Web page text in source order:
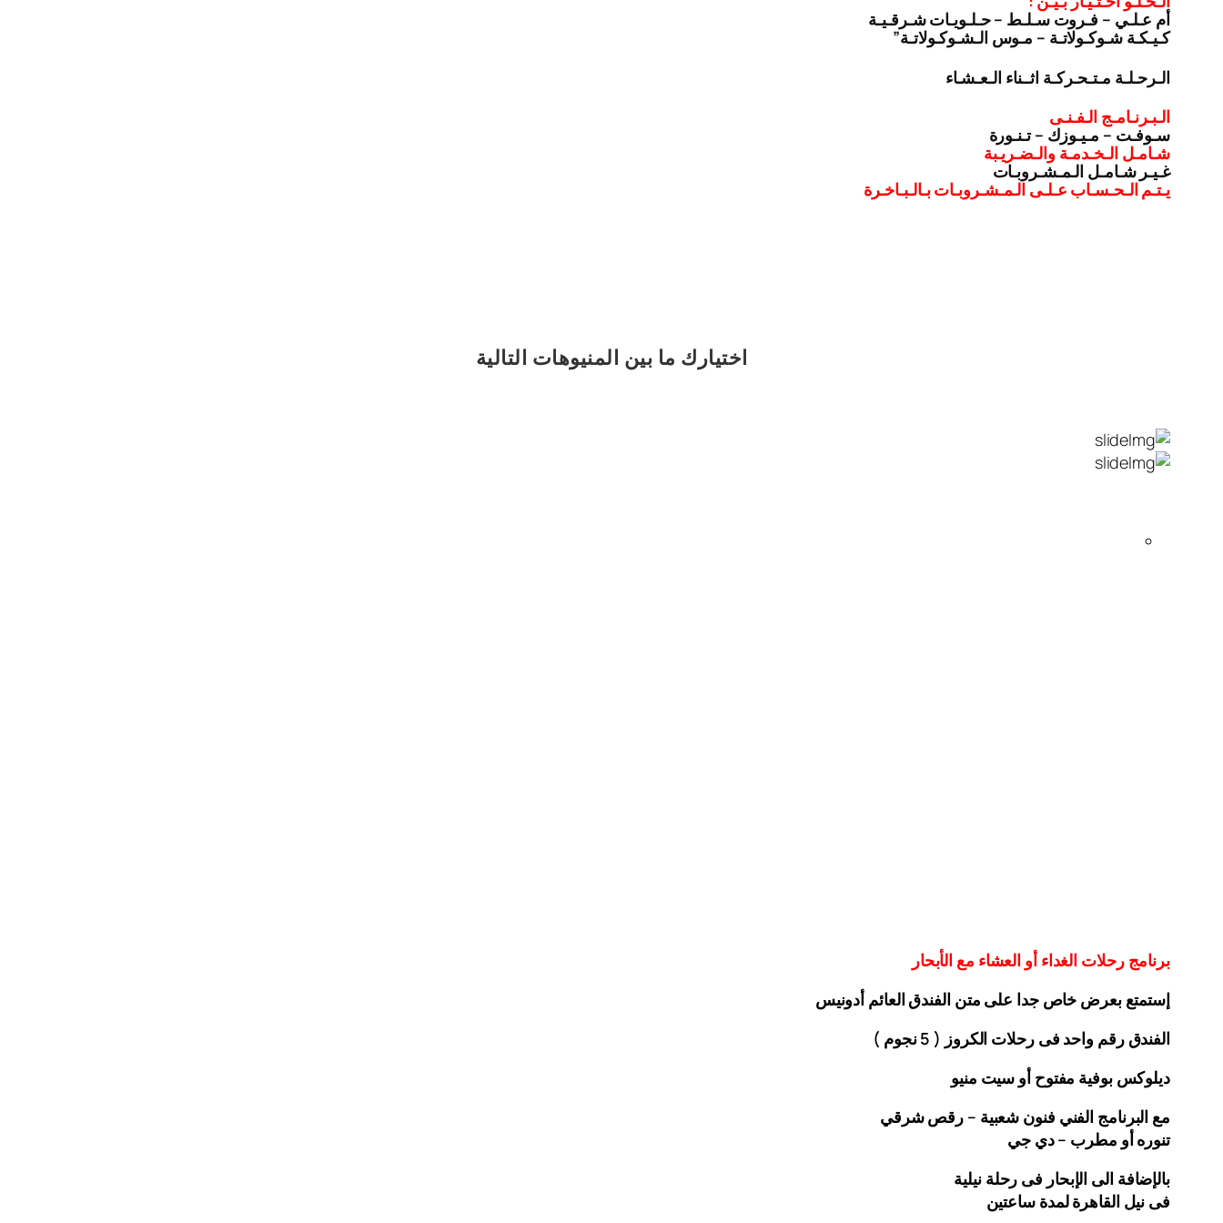
أم عـلـي – فـروت سـلـط – حـلـويـات شـرقـيـة
كـيـكـة شـوكـولاتـة – مـوس الـشـوكـولاتـة”
الـرحـلـة مـتـحـركـة اثــناء الـعـشـاء
الـبـرنـامـج الـفـنـى
سـوفـت – مـيـوزك – تـنـورة
شـامـل الـخـدمـة والـضـريـبة
غـيـر شـامـل الـمـشـروبـات
يـتـم الـحـسـاب عـلـى الـمـشـروبـات بـالـبـاخـرة
اختيارك ما بين المنيوهات التالية
برنامج رحلات الغداء أو العشاء مع الأبحار
إستمتع بعرض خاص جدا على متن الفندق العائم أدونيس
الفندق رقم واحد فى رحلات الكروز ( 5 نجوم )
ديلوكس بوفية مفتوح أو سيت منيو
مع البرنامج الفني فنون شعبية – رقص شرقي
تنوره أو مطرب – دي جي
بالإضافة الى الإبحار فى رحلة نيلية
فى نيل القاهرة لمدة ساعتين